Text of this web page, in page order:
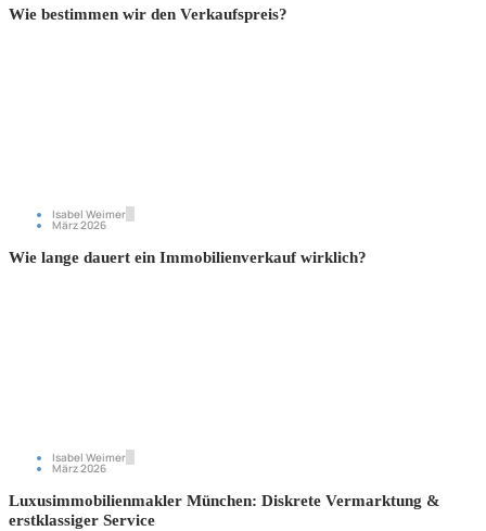
Wie bestimmen wir den Verkaufspreis?
Isabel Weimer
März 2026
Wie lange dauert ein Immobilienverkauf wirklich?
Isabel Weimer
März 2026
Luxusimmobilienmakler München: Diskrete Vermarktung &
erstklassiger Service